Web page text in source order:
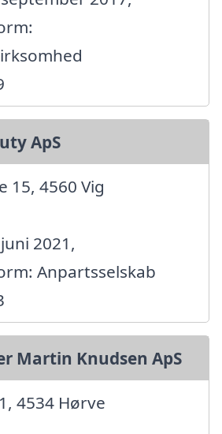
ApS
15, 4560 Vig
2021,
Anpartsselskab
Martin Knudsen ApS
4534 Hørve